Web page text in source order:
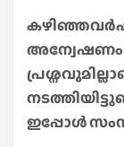
ഇപ്പോൾ